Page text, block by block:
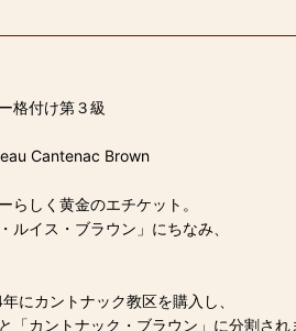
格付け第３級
Cantenac Brown
らしく黄金のエチケット。
ルイス・ブラウン」にちなみ、
にカントナック教区を購入し、
カントナック・ブラウン」に分割され